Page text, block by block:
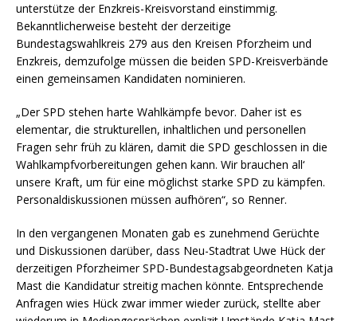
unterstütze der Enzkreis-Kreisvorstand einstimmig.
Bekanntlicherweise besteht der derzeitige
Bundestagswahlkreis 279 aus den Kreisen Pforzheim und
Enzkreis, demzufolge müssen die beiden SPD-Kreisverbände
einen gemeinsamen Kandidaten nominieren.
„Der SPD stehen harte Wahlkämpfe bevor. Daher ist es
elementar, die strukturellen, inhaltlichen und personellen
Fragen sehr früh zu klären, damit die SPD geschlossen in die
Wahlkampfvorbereitungen gehen kann. Wir brauchen all‘
unsere Kraft, um für eine möglichst starke SPD zu kämpfen.
Personaldiskussionen müssen aufhören“, so Renner.
In den vergangenen Monaten gab es zunehmend Gerüchte
und Diskussionen darüber, dass Neu-Stadtrat Uwe Hück der
derzeitigen Pforzheimer SPD-Bundestagsabgeordneten Katja
Mast die Kandidatur streitig machen könnte. Entsprechende
Anfragen wies Hück zwar immer wieder zurück, stellte aber